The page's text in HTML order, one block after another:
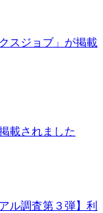
スジョブ」が掲載
載されました
ル調査第３弾】利